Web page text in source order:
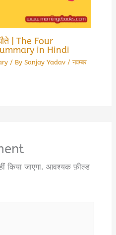
| The Four
in Hindi
/ By Sanjay Yadav /नवम्बर
किया जाएगा. आवश्यक फ़ील्ड